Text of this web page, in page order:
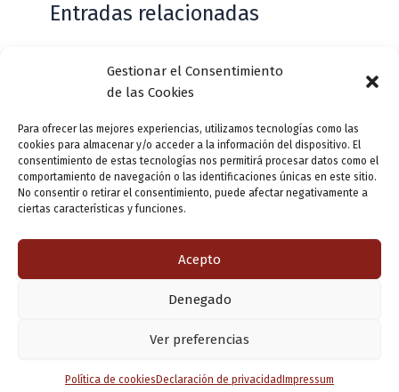
Gestionar el Consentimiento
de las Cookies
Para ofrecer las mejores experiencias, utilizamos tecnologías como las
cookies para almacenar y/o acceder a la información del dispositivo. El
consentimiento de estas tecnologías nos permitirá procesar datos como el
comportamiento de navegación o las identificaciones únicas en este sitio.
No consentir o retirar el consentimiento, puede afectar negativamente a
ciertas características y funciones.
Acepto
Denegado
Ver preferencias
Política de cookies Declaración de privacidad Impressum
Entradas relacionadas
Casa de Zorrilla conmemorarán el 168
aniversario del estreno de Don Juan
Tenorio
Deja un comentario /Actualidad/ PorVLLensutinta
Actualidad / Por
Copyright © 2026 Valladolid en su titna